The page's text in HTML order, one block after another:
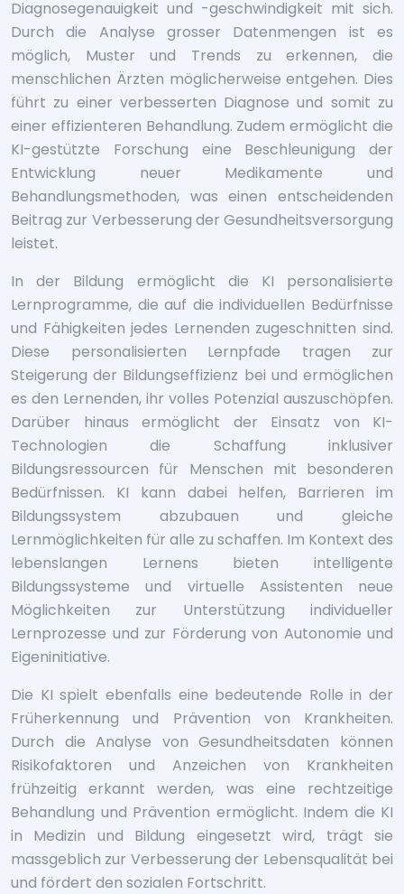
Diagnosegenauigkeit und -geschwindigkeit mit sich.
Durch die Analyse grosser Datenmengen ist es
möglich, Muster und Trends zu erkennen, die
menschlichen Ärzten möglicherweise entgehen. Dies
führt zu einer verbesserten Diagnose und somit zu
einer effizienteren Behandlung. Zudem ermöglicht die
KI-gestützte Forschung eine Beschleunigung der
Entwicklung neuer Medikamente und
Behandlungsmethoden, was einen entscheidenden
Beitrag zur Verbesserung der Gesundheitsversorgung
leistet.
In der Bildung ermöglicht die KI personalisierte
Lernprogramme, die auf die individuellen Bedürfnisse
und Fähigkeiten jedes Lernenden zugeschnitten sind.
Diese personalisierten Lernpfade tragen zur
Steigerung der Bildungseffizienz bei und ermöglichen
es den Lernenden, ihr volles Potenzial auszuschöpfen.
Darüber hinaus ermöglicht der Einsatz von KI-
Technologien die Schaffung inklusiver
Bildungsressourcen für Menschen mit besonderen
Bedürfnissen. KI kann dabei helfen, Barrieren im
Bildungssystem abzubauen und gleiche
Lernmöglichkeiten für alle zu schaffen. Im Kontext des
lebenslangen Lernens bieten intelligente
Bildungssysteme und virtuelle Assistenten neue
Möglichkeiten zur Unterstützung individueller
Lernprozesse und zur Förderung von Autonomie und
Eigeninitiative.
Die KI spielt ebenfalls eine bedeutende Rolle in der
Früherkennung und Prävention von Krankheiten.
Durch die Analyse von Gesundheitsdaten können
Risikofaktoren und Anzeichen von Krankheiten
frühzeitig erkannt werden, was eine rechtzeitige
Behandlung und Prävention ermöglicht. Indem die KI
in Medizin und Bildung eingesetzt wird, trägt sie
massgeblich zur Verbesserung der Lebensqualität bei
und fördert den sozialen Fortschritt.